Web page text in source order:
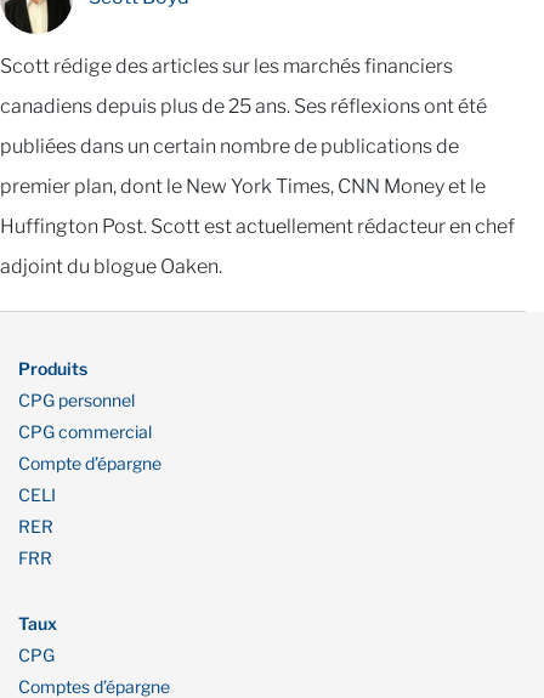
Scott rédige des articles sur les marchés financiers
canadiens depuis plus de 25 ans. Ses réflexions ont été
publiées dans un certain nombre de publications de
premier plan, dont le New York Times, CNN Money et le
Huffington Post. Scott est actuellement rédacteur en chef
adjoint du blogue Oaken.
Produits
CPG personnel
CPG commercial
Compte d’épargne
CELI
RER
FRR
Taux
CPG
Comptes d’épargne